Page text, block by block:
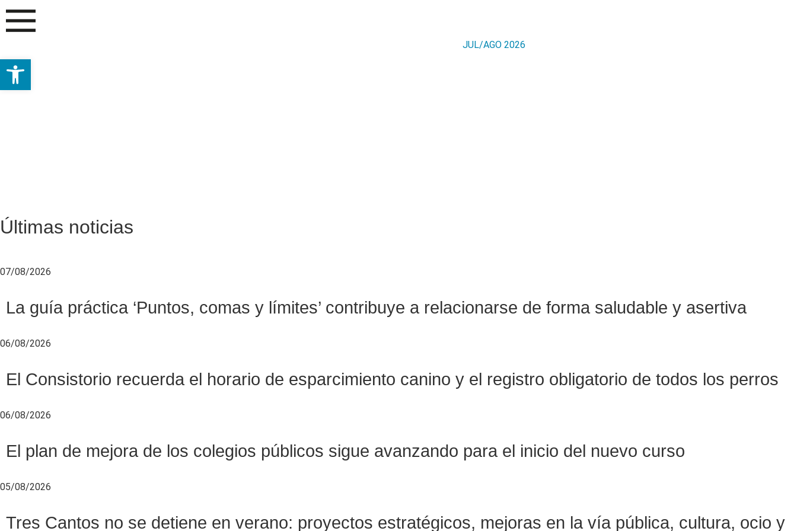
JUL/AGO 2026
Últimas noticias
07/08/2026
La guía práctica ‘Puntos, comas y límites’ contribuye a relacionarse de forma saludable y asertiva
06/08/2026
El Consistorio recuerda el horario de esparcimiento canino y el registro obligatorio de todos los perros
06/08/2026
El plan de mejora de los colegios públicos sigue avanzando para el inicio del nuevo curso
05/08/2026
Tres Cantos no se detiene en verano: proyectos estratégicos, mejoras en la vía pública, cultura, ocio y
Abrir barra de herramientas